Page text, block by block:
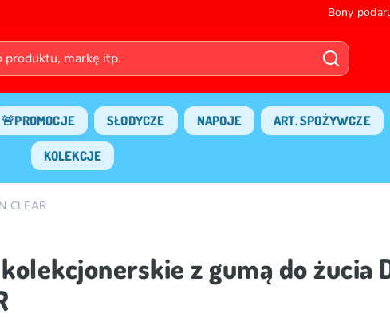
Bony
🚨PROMOCJE SŁODYCZE NAPOJE ART. SPOŻYWCZE
KOLEKCJE
CLEAR
z gumą do żucia